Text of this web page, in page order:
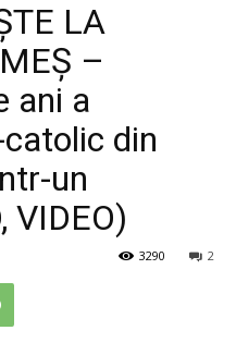
LA
–
ani a
din
un
VIDEO)
2
3290